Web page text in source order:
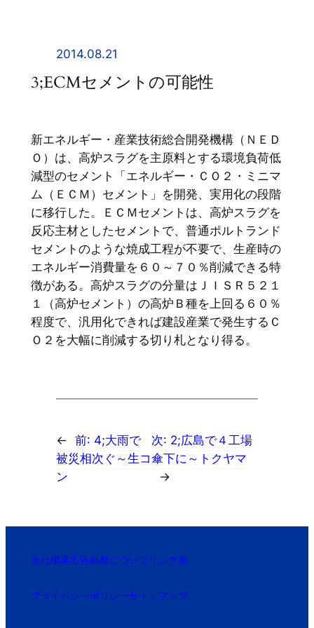
2014.08.21
3;ECMセメントの可能性
新エネルギー・産業技術総合開発機構（ＮＥＤ
Ｏ）は、高炉スラグを主原料とする環境負荷低
減型のセメント「エネルギー・ＣＯ２・ミニマ
ム（ＥＣＭ）セメント」を開発、実用化の段階
に移行した。ＥＣＭセメントは、高炉スラグを
反応主材としたセメントで、普通ポルトランド
セメントのような焼成工程が不要で、生産時の
エネルギー消費量を６０～７０％削減できる特
徴がある。高炉スラグの分量はＪＩＳＲ５２１
１（高炉セメント）の高炉Ｂ種を上回る６０％
程度で、汎用化できれば建設産業で発生するＣ
Ｏ２を大幅に削減する切り札となり得る。
← 前: 4;大雨で
被災相次ぐ～生コ
ン
次: 2;広島で４工場
傘下に～トクヤマ
→
会社概要広告掲載について リンク集
プライバシーポリシーサイトマップ